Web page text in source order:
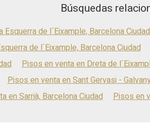
Búsquedas
de l´Eixample, Barcelona Ciudad
de l´Eixample, Barcelona Ciudad
Pisos en venta en Dreta de
Pisos en venta en Sant Gervasi -
en Sarrià, Barcelona Ciudad
Pisos en